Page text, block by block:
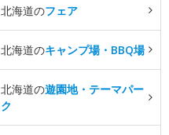
北海道のフェア
北海道のキャンプ場・BBQ場
北海道の遊園地・テーマパー
ク